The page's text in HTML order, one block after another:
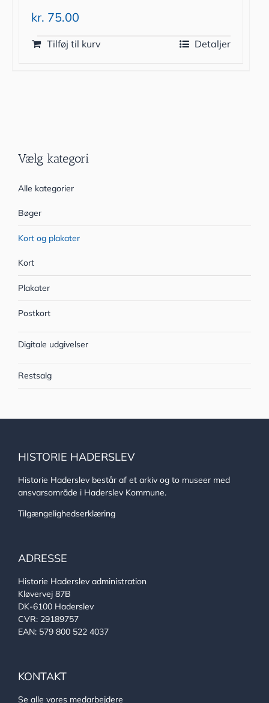
kr. 75.00
Tilføj til kurv Detaljer
Vælg kategori
Alle kategorier
Bøger
Kort og plakater
Kort
Plakater
Postkort
Digitale udgivelser
Restsalg
HISTORIE HADERSLEV
Historie Haderslev består af et arkiv og to museer med
ansvarsområde i Haderslev Kommune.
Tilgængelighedserklæring
ADRESSE
Historie Haderslev administration
Kløvervej 87B
DK-6100 Haderslev
CVR: 29189757
EAN: 579 800 522 4037
KONTAKT
Se alle vores medarbejdere